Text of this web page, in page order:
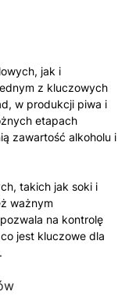
jak i
z kluczowych
w produkcji piwa i
etapach
zawartość alkoholu i
takich jak soki i
ważnym
na kontrolę
jest kluczowe dla